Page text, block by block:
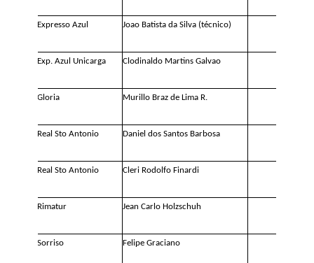
Expresso Azul Joao Batista da Silva (técnico)
Exp.Azul Unicarga Clodinaldo Martins Galvao
Gloria Murillo Braz de Lima R.
Real Sto Antonio Daniel dos Santos Barbosa
Real Sto Antonio Cleri Rodolfo Finardi
Rimatur Jean Carlo Holzschuh
Sorriso Felipe Graciano